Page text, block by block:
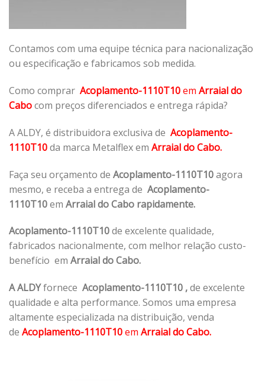
Contamos com uma equipe técnica para nacionalização
ou especificação e fabricamos sob medida.
Como comprar Acoplamento-1110T10em Arraial do
Cabocom preços diferenciados e entrega rápida?
A ALDY, é distribuidora exclusiva de Acoplamento-
1110T10da marca Metalflex em Arraial do Cabo.
Faça seu orçamento de Acoplamento-1110T10agora
mesmo, e receba a entrega de Acoplamento-
1110T10em Arraial do Cabo rapidamente.
Acoplamento-1110T10de excelente qualidade,
fabricados nacionalmente, com melhor relação custo-
benefício em Arraial do Cabo.
A ALDYfornece Acoplamento-1110T10 ,de excelente
qualidade e alta performance. Somos uma empresa
altamente especializada na distribuição, venda
de Acoplamento-1110T10em Arraial do Cabo.